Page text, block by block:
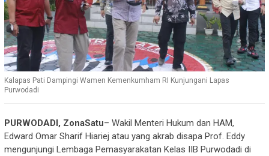
Kalapas Pati Dampingi Wamen Kemenkumham RI Kunjungani Lapas
Purwodadi
PURWODADI, ZonaSatu– Wakil Menteri Hukum dan HAM,
Edward Omar Sharif Hiariej atau yang akrab disapa Prof. Eddy
mengunjungi Lembaga Pemasyarakatan Kelas IIB Purwodadi di